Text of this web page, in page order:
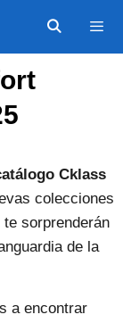
Cklass
colecciones
te sorprenderán
de la
a encontrar